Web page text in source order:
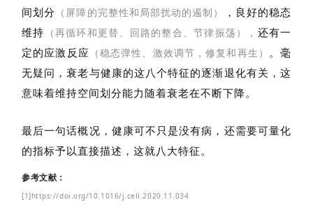
间划分 （屏障的完整性和局部扰动的遏制）
，良好的稳态
维持 （再循环和更替、回路的整合、节律振荡）， 还有一
定的应激反应 （稳态弹性、激效调节，修复和再生） 。毫
无疑问，衰老与健康的这八个特征的逐渐退化有关，这
意味着维持空间划分能力随着衰老在不断下降。
最后一句话概况，健康可不只是没有病，还需要可量化
的指标予以直接描述，这就八大特征。
参考文献：
[1]https://doi.org/10.1016/j.cell.2020.11.034